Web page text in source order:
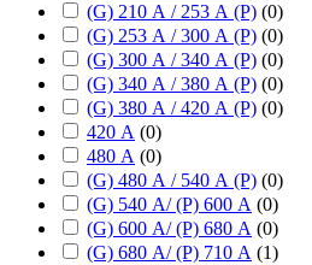
(G) 210 А / 253 А (P) (0)
(G) 253 А / 300 А (P) (0)
(G) 300 А / 340 А (P) (0)
(G) 340 А / 380 А (P) (0)
(G) 380 А / 420 А (P) (0)
420 А (0)
480 А (0)
(G) 480 А / 540 А (P) (0)
(G) 540 А/ (P) 600 А (0)
(G) 600 А/ (P) 680 А (0)
(G) 680 А/ (P) 710 А (1)